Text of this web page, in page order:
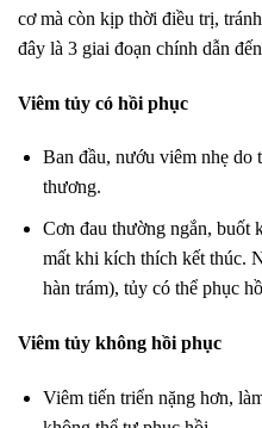
cơ mà còn kịp thời điều trị,
đây là 3 giai đoạn chính dẫn
Viêm tủy có hồi phục
Ban đầu, nướu viêm nhẹ do
thương.
Cơn đau thường ngắn, buốt
mất khi kích thích kết thúc.
hàn trám), tủy có thể phục
Viêm tủy không hồi phục
Viêm tiến triển nặng hơn,